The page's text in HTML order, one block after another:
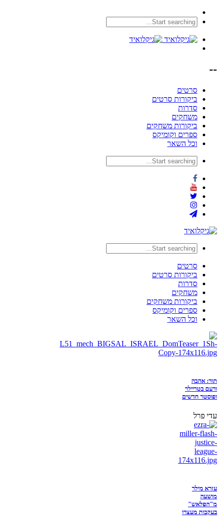
--
סרטים
ביקורות סרטים
סדרות
משחקים
ביקורות משחקים
ספרים וקומיקס
וכל השאר
סרטים
ביקורות סרטים
סדרות
משחקים
ביקורות משחקים
ספרים וקומיקס
וכל השאר
תור: אהבה
ורעם בטריילר
ופוסטר חדשים
עדי פרל
עזרא מילר
מושעה
מ"הפלאש"
בעקבות מעצרו